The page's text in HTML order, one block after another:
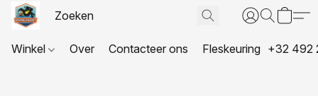
Winkel Over Contacteer ons Fleskeuring +32 492